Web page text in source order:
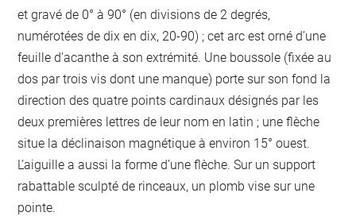
et gravé de 0° à 90° (en divisions de 2 degrés,
numérotées de dix en dix, 20-90) ; cet arc est orné d’une
feuille d’acanthe à son extrémité. Une boussole (fixée au
dos par trois vis dont une manque) porte sur son fond la
direction des quatre points cardinaux désignés par les
deux premières lettres de leur nom en latin ; une flèche
situe la déclinaison magnétique à environ 15° ouest.
L’aiguille a aussi la forme d’une flèche. Sur un support
rabattable sculpté de rinceaux, un plomb vise sur une
pointe.